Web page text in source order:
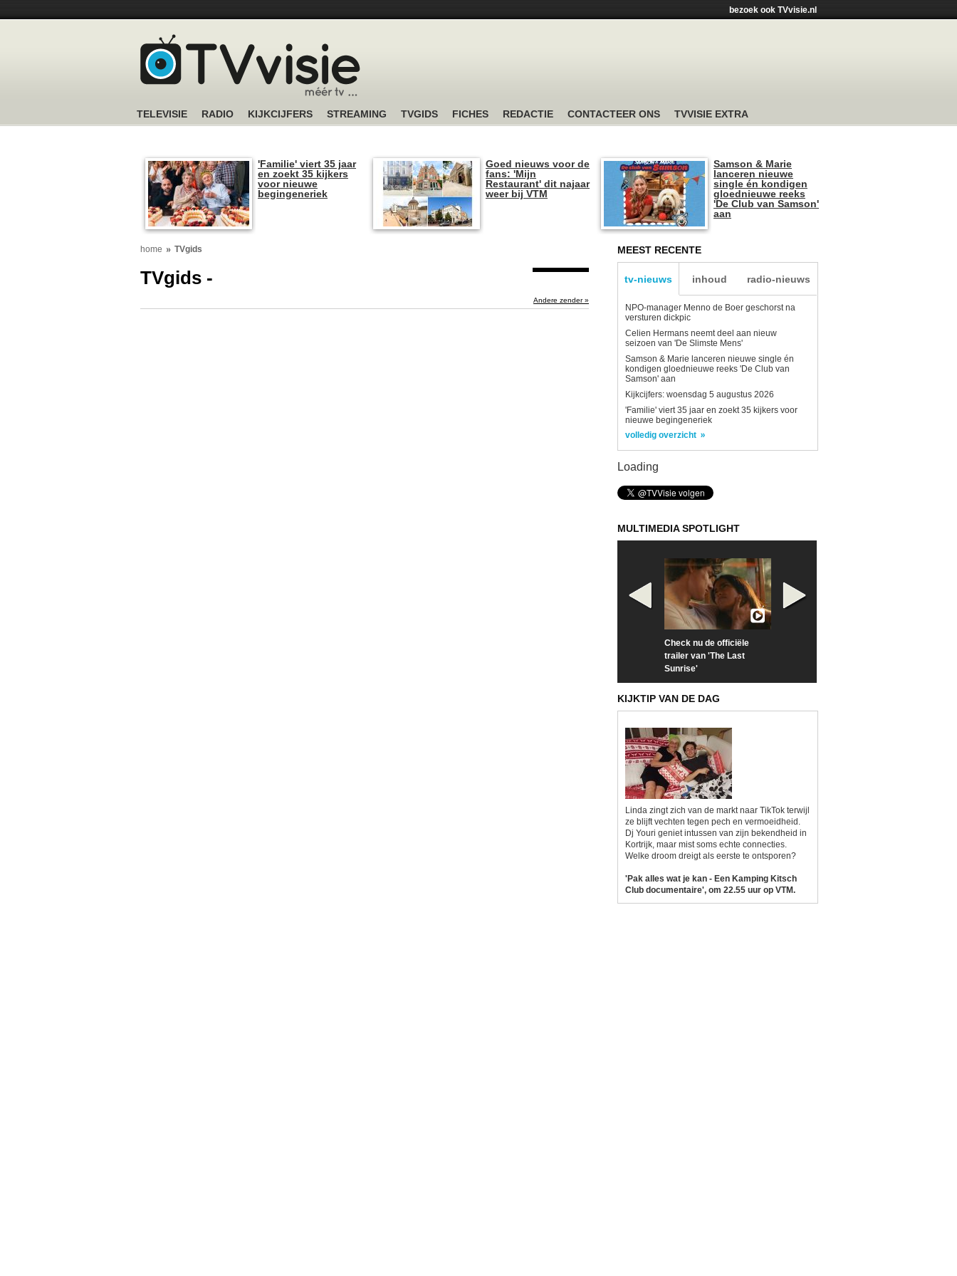
bezoek ook TVvisie.nl
TELEVISIE RADIO KIJKCIJFERS STREAMING TVGIDS FICHES REDACTIE CONTACTEER ONS TVVISIE EXTRA
'Familie' viert 35 jaar
en zoekt 35 kijkers
voor nieuwe
begingeneriek
Goed nieuws voor de
fans: 'Mijn
Restaurant' dit najaar
weer bij VTM
Samson & Marie
lanceren nieuwe
single én kondigen
gloednieuwe reeks
'De Club van Samson'
aan
home TVgids
TVgids -
Andere zender »
MEEST RECENTE
tv-nieuws inhoud radio-nieuws
NPO-manager Menno de Boer geschorst na
versturen dickpic
Celien Hermans neemt deel aan nieuw
seizoen van 'De Slimste Mens'
Samson & Marie lanceren nieuwe single én
kondigen gloednieuwe reeks 'De Club van
Samson' aan
Kijkcijfers: woensdag 5 augustus 2026
'Familie' viert 35 jaar en zoekt 35 kijkers voor
nieuwe begingeneriek
volledig overzicht
Loading
MULTIMEDIA SPOTLIGHT
Check nu de officiële
trailer van 'The Last
Sunrise'
KIJKTIP VAN DE DAG
Linda zingt zich van de markt naar TikTok terwijl
ze blijft vechten tegen pech en vermoeidheid.
Dj Youri geniet intussen van zijn bekendheid in
Kortrijk, maar mist soms echte connecties.
Welke droom dreigt als eerste te ontsporen?
'Pak alles wat je kan - Een Kamping Kitsch
Club documentaire', om 22.55 uur op VTM.